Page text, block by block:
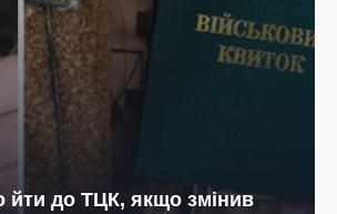
йти до ТЦК, якщо змінив